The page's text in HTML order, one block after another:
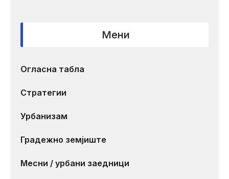
Мени
Огласна табла
Стратегии
Урбанизам
Градежно земјиште
Месни / урбани заедници